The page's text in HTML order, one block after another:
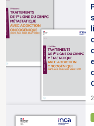
Publication d’un
sur les traitements
ligne du CBNPC
avec addiction
accompagné
et d’une synthèse
données (Institut
28/07/2026
INFORMATION PATIENTS